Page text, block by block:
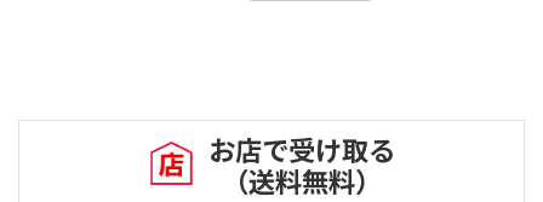
お店で受け取る
（送料無料）